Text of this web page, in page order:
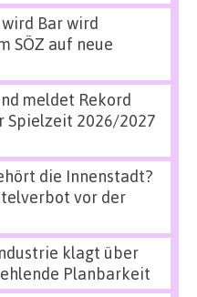
Bar wird
SÖZ auf neue
meldet Rekord
Spielzeit 2026/2027
die Innenstadt?
vor der
klagt über
Planbarkeit